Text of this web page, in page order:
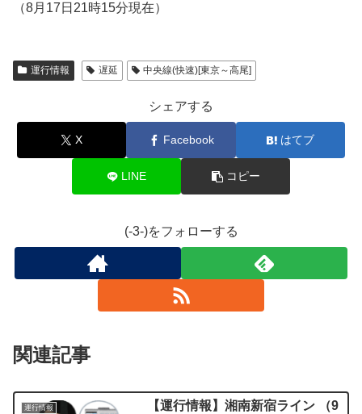
（8月17日21時15分現在）
運行情報 遅延 中央線(快速)[東京～高尾]
シェアする
X Facebook はてブ
LINE コピー
(-3-)をフォローする
関連記事
運行情報
【運行情報】湘南新宿ライン （9